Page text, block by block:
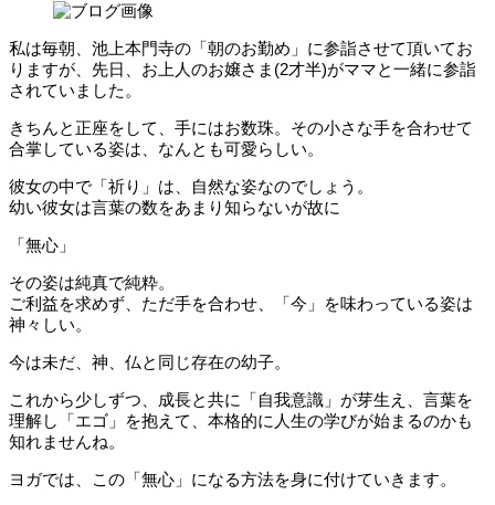
私は毎朝、池上本門寺の「朝のお勤め」に参詣させて頂いてお
りますが、先日、お上人のお嬢さま(2才半)がママと一緒に参詣
されていました。
きちんと正座をして、手にはお数珠。その小さな手を合わせて
合掌している姿は、なんとも可愛らしい。
彼女の中で「祈り」は、自然な姿なのでしょう。
幼い彼女は言葉の数をあまり知らないが故に
「無心」
その姿は純真で純粋。
ご利益を求めず、ただ手を合わせ、「今」を味わっている姿は
神々しい。
今は未だ、神、仏と同じ存在の幼子。
これから少しずつ、成長と共に「自我意識」が芽生え、言葉を
理解し「エゴ」を抱えて、本格的に人生の学びが始まるのかも
知れませんね。
ヨガでは、この「無心」になる方法を身に付けていきます。